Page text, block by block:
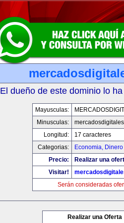
El dueño de este dominio lo
Mayusculas:
Minusculas:
Longitud:
17 caracteres
Categorias:
Economia,
Precio:
Realizar una
Visitar!
Serán consideradas
Realizar una Oferta